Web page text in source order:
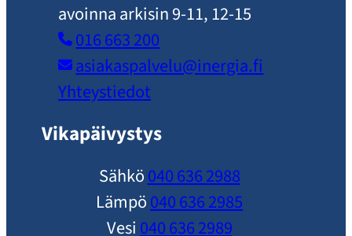
avoinna arkisin 9-11, 12-15
016 663 200
asiakaspalvelu​@inergia.fi
Yhteystiedot
Vikapäivystys
Sähkö040 636 2988
Lämpö040 636 2985
Vesi 040 636 2989